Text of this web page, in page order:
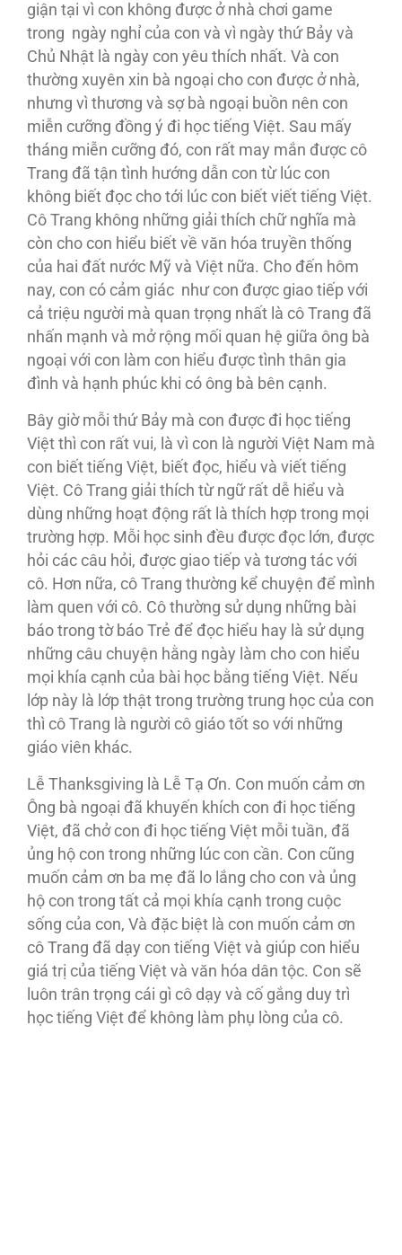
giận tại vì con không được ở nhà chơi game
trong ngày nghỉ của con và vì ngày thứ Bảy và
Chủ Nhật là ngày con yêu thích nhất. Và con
thường xuyên xin bà ngoại cho con được ở nhà,
nhưng vì thương và sợ bà ngoại buồn nên con
miễn cưỡng đồng ý đi học tiếng Việt. Sau mấy
tháng miễn cưỡng đó, con rất may mắn được cô
Trang đã tận tình hướng dẫn con từ lúc con
không biết đọc cho tới lúc con biết viết tiếng Việt.
Cô Trang không những giải thích chữ nghĩa mà
còn cho con hiểu biết về văn hóa truyền thống
của hai đất nước Mỹ và Việt nữa. Cho đến hôm
nay, con có cảm giác như con được giao tiếp với
cả triệu người mà quan trọng nhất là cô Trang đã
nhấn mạnh và mở rộng mối quan hệ giữa ông bà
ngoại với con làm con hiểu được tình thân gia
đình và hạnh phúc khi có ông bà bên cạnh.
Bây giờ mỗi thứ Bảy mà con được đi học tiếng
Việt thì con rất vui, là vì con là người Việt Nam mà
con biết tiếng Việt, biết đọc, hiểu và viết tiếng
Việt. Cô Trang giải thích từ ngữ rất dễ hiểu và
dùng những hoạt động rất là thích hợp trong mọi
trường hợp. Mỗi học sinh đều được đọc lớn, được
hỏi các câu hỏi, được giao tiếp và tương tác với
cô. Hơn nữa, cô Trang thường kể chuyện để mình
làm quen với cô. Cô thường sử dụng những bài
báo trong tờ báo Trẻ để đọc hiểu hay là sử dụng
những câu chuyện hằng ngày làm cho con hiểu
mọi khía cạnh của bài học bằng tiếng Việt. Nếu
lớp này là lớp thật trong trường trung học của con
thì cô Trang là người cô giáo tốt so với những
giáo viên khác.
Lễ Thanksgiving là Lễ Tạ Ơn. Con muốn cảm ơn
Ông bà ngoại đã khuyến khích con đi học tiếng
Việt, đã chở con đi học tiếng Việt mỗi tuần, đã
ủng hộ con trong những lúc con cần. Con cũng
muốn cảm ơn ba mẹ đã lo lắng cho con và ủng
hộ con trong tất cả mọi khía cạnh trong cuộc
sống của con, Và đặc biệt là con muốn cảm ơn
cô Trang đã dạy con tiếng Việt và giúp con hiểu
giá trị của tiếng Việt và văn hóa dân tộc. Con sẽ
luôn trân trọng cái gì cô dạy và cố gắng duy trì
học tiếng Việt để không làm phụ lòng của cô.